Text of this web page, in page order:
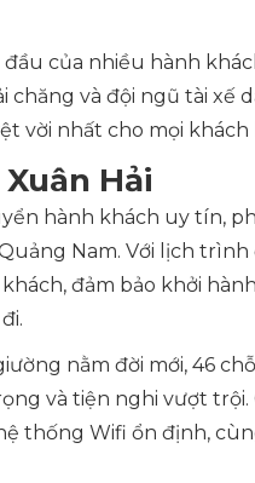
đầu của nhiều hành
và đội ngũ tài xế
vời nhất cho mọi khách
Hải
hành khách uy tín,
Nam. Với lịch trình
đảm bảo khởi
nằm đời mới, 46
và tiện nghi vượt trội.
thống Wifi ổn định,